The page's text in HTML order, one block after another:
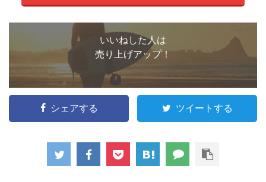
いいねした人は
売り上げアップ！
シェアする ツイートする